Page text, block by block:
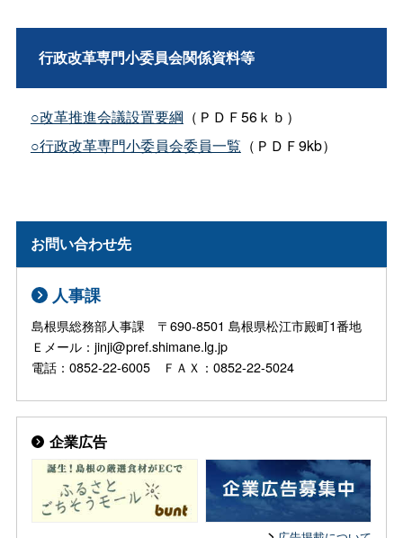
行政改革専門小委員会関係資料等
○改革推進会議設置要綱 （ＰＤＦ56ｋｂ）
○行政改革専門小委員会委員一覧 （ＰＤＦ9kb）
お問い合わせ先
人事課
島根県総務部人事課 〒690-8501 島根県松江市殿町1番地
Ｅメール：jinji@pref.shimane.lg.jp
電話：0852-22-6005 ＦＡＸ：0852-22-5024
企業広告